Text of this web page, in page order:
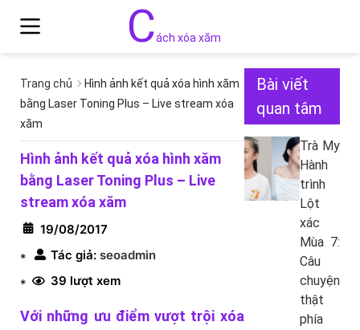
Cách xóa xăm
Trang chủ
Hình ảnh kết quả xóa hình xăm
bằng Laser Toning Plus – Live stream xóa
xăm
Hình ảnh kết quả xóa hình xăm
bằng Laser Toning Plus – Live
stream xóa xăm
19/08/2017
*
Tác giả: seoadmin
*
39 lượt xem
Với những ưu điểm vượt trội xóa
Bài viết
quan tâm
Trà My
Hành
trình
Lột
xác
Mùa 7:
Câu
chuyện
thật
phía